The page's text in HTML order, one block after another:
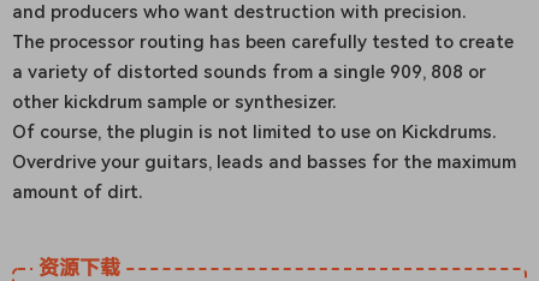
and producers who want destruction with precision.
The processor routing has been carefully tested to create
a variety of distorted sounds from a single 909, 808 or
other kickdrum sample or synthesizer.
Of course, the plugin is not limited to use on Kickdrums.
Overdrive your guitars, leads and basses for the maximum
amount of dirt.
资源下载